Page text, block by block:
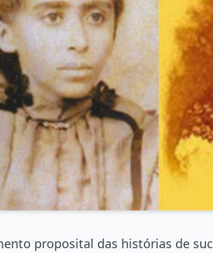
proposital das histórias de